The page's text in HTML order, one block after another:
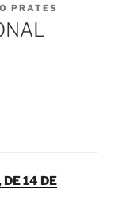
PRATES
14 DE